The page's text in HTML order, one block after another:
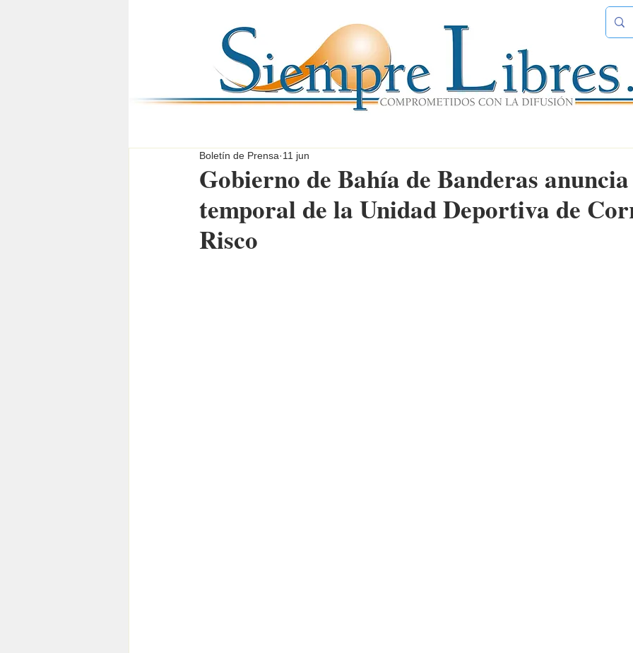
Gobierno de Bahía de Banderas
temporal de la Unidad Deportiva de
Risco
Boletín de Prensa 11 jun